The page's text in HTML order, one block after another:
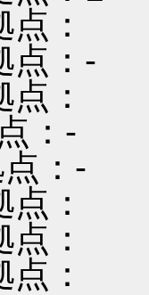
：
：-
：
：-
：-
：
：
：